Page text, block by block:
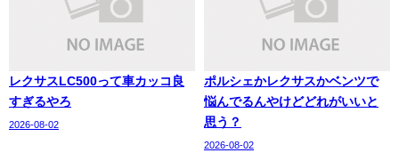
レクサスLC500って車カッコ良
すぎるやろ
2026-08-02
ポルシェかレクサスかベンツで
悩んでるんやけどどれがいいと
思う？
2026-08-02